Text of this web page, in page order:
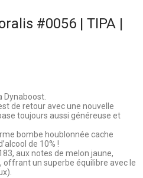
#0056 | TIPA |
Dynaboost.
de retour avec une nouvelle
toujours aussi généreuse et
bombe houblonnée cache
de 10% !
aux notes de melon jaune,
un superbe équilibre avec le